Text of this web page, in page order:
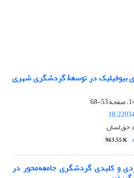
بیوفیلیک در توسعۀ گردشگری شهری
53-68
حق لسان
963.55 K
و کلیدی گردشگری جامعه‌محور در